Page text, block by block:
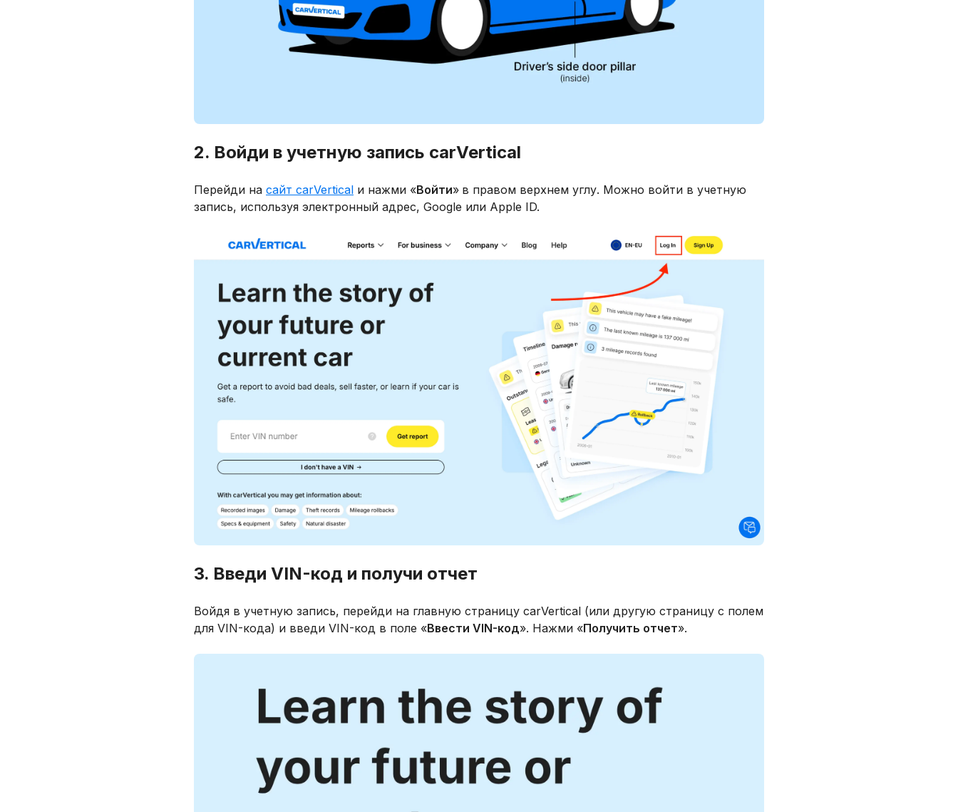
2. Войди в учетную запись carVertical
Перейди на сайт carVertical и нажми «Войти» в правом верхнем углу. Можно войти в учетную
запись, используя электронный адрес, Google или Apple ID.
3. Введи VIN-код и получи отчет
Войдя в учетную запись, перейди на главную страницу carVertical (или другую страницу с полем
для VIN-кода) и введи VIN-код в поле «Ввести VIN-код». Нажми «Получить отчет».